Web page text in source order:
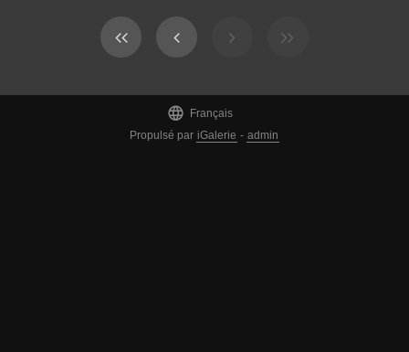

Français
Propulsé par iGalerie - admin